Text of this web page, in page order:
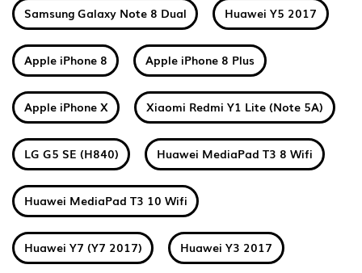
Samsung Galaxy Note 8 Dual Huawei Y5 2017
Apple iPhone 8 Apple iPhone 8 Plus
Apple iPhone X Xiaomi Redmi Y1 Lite (Note 5A)
LG G5 SE (H840) Huawei MediaPad T3 8 Wifi
Huawei MediaPad T3 10 Wifi
Huawei Y7 (Y7 2017) Huawei Y3 2017